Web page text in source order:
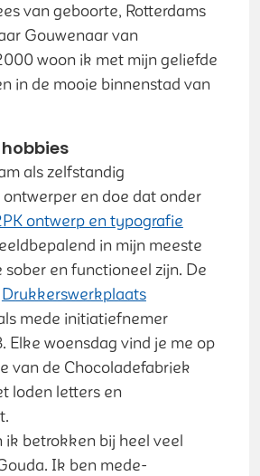
van geboorte, Rotterdams
Gouwenaar van
woon ik met mijn geliefde
in de mooie binnenstad van
als zelfstandig
en doe dat onder
ontwerp en typografie
in mijn meeste
sober en functioneel zijn. De
Drukkerswerkplaats
mede initiatiefnemer
Elke woensdag vind je me op
van de Chocoladefabriek
loden letters en
ik betrokken bij heel veel
Ik ben mede-